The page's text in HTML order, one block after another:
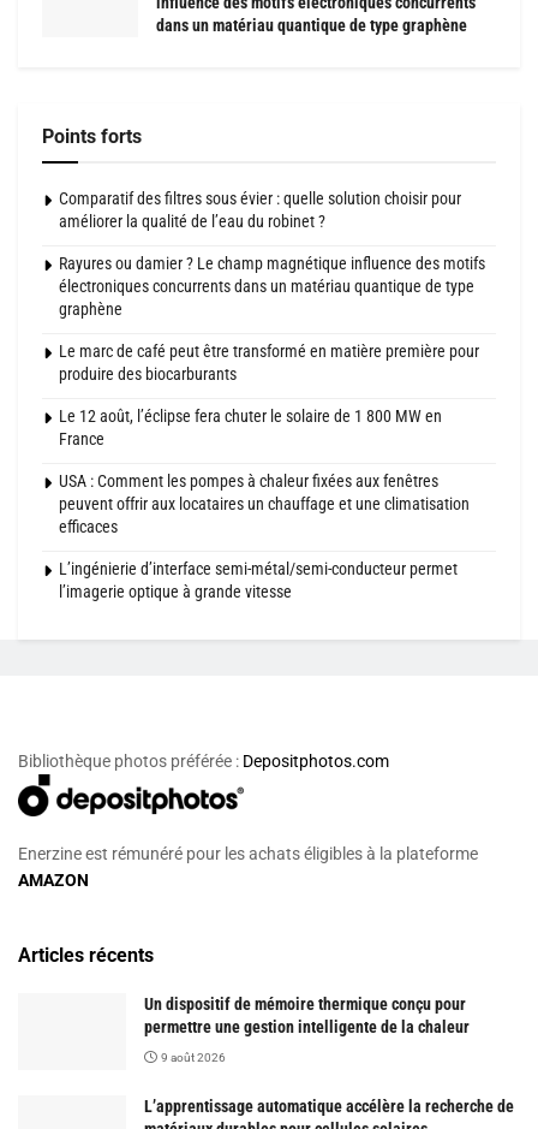
dans un matériau quantique de type graphène
Points forts
Comparatif des filtres sous évier : quelle solution choisir pour
améliorer la qualité de l’eau du robinet ?
Rayures ou damier ? Le champ magnétique influence des motifs
électroniques concurrents dans un matériau quantique de type
graphène
Le marc de café peut être transformé en matière première pour
produire des biocarburants
Le 12 août, l’éclipse fera chuter le solaire de 1 800 MW en
France
USA : Comment les pompes à chaleur fixées aux fenêtres
peuvent offrir aux locataires un chauffage et une climatisation
efficaces
L’ingénierie d’interface semi-métal/semi-conducteur permet
l’imagerie optique à grande vitesse
Bibliothèque photos préférée : Depositphotos.com
Enerzine est rémunéré pour les achats éligibles à la plateforme
AMAZON
Articles récents
Un dispositif de mémoire thermique conçu pour
permettre une gestion intelligente de la chaleur
9 août 2026
L’apprentissage automatique accélère la recherche de